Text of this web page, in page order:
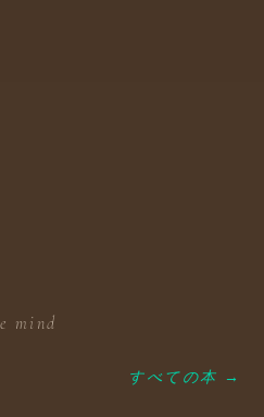
mind
すべての本 →